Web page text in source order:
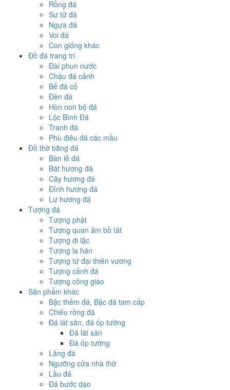
Rồng đá
Sư tử đá
Ngựa đá
Voi đá
Con giống khác
Đồ đá trang trí
Đài phun nước
Chậu đá cảnh
Bể đá cổ
Đèn đá
Hòn non bộ đá
Lộc Bình Đá
Tranh đá
Phù điêu đá các mầu
Đồ thờ bằng đá
Bàn lễ đá
Bát hương đá
Cây hương đá
Đỉnh hương đá
Lư hương đá
Tượng đá
Tượng phật
Tượng quan âm bồ tát
Tượng di lặc
Tượng la hán
Tượng tứ đại thiên vương
Tượng cảnh đá
Tượng công giáo
Sản phẩm khác
Bậc thềm đá, Bậc đá tam cấp
Chiếu rồng đá
Đá lát sân, đá ốp tường
Đá lát sân
Đá ốp tường
Lăng đá
Ngưỡng cửa nhà thờ
Lầu đá
Đá bước dạo